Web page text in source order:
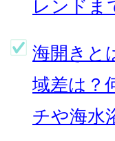
レンドま
海開きと
域差は？
チや海水